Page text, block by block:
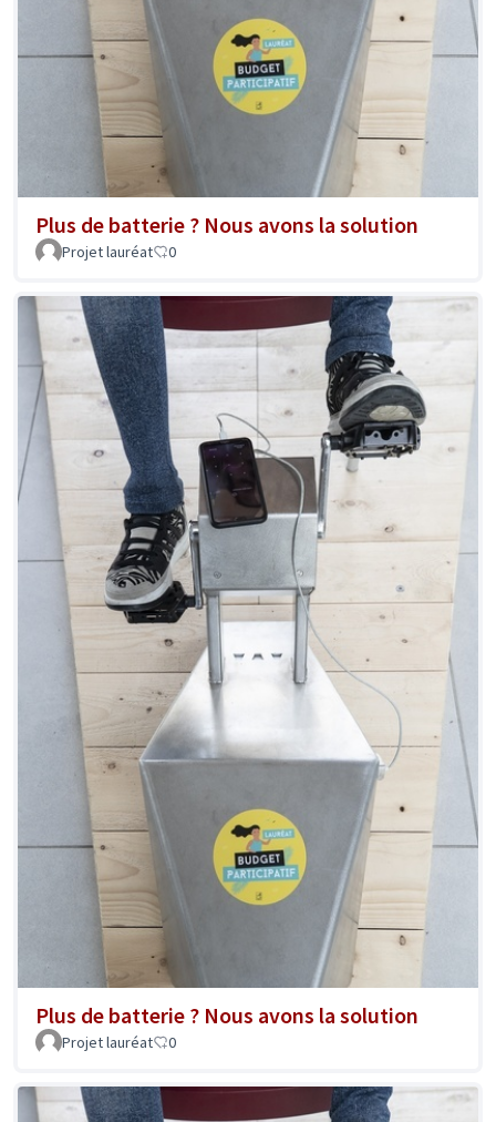
Plus de batterie ? Nous avons la solution
Projet lauréat 0
Plus de batterie ? Nous avons la solution
Projet lauréat 0